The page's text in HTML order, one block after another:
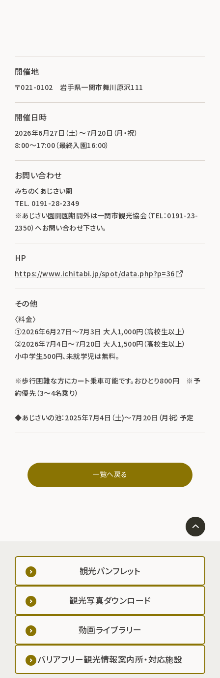
開催地
〒021-0102 岩手県一関市舞川原沢111
開催日時
2026年6月27日（土）～7月20日（月・祝）
8:00～17:00（最終入園16:00）
お問い合わせ
みちのくあじさい園
TEL. 0191-28-2349
※あじさい園開園期間外は一関市観光協会（TEL：0191-23-
2350）へお問い合わせ下さい。
HP
https://www.ichitabi.jp/spot/data.php?p=36
その他
〈料金〉
①2026年6月27日～7月3日 大人1,000円（高校生以上）
②2026年7月4日～7月20日 大人1,500円（高校生以上）
小中学生500円、未就学児は無料。
※歩行困難な方にカート乗車可能です。おひとり800円 ※予
約優先（3～4名乗り）
◆あじさいの池：2025年7月4日（土)～7月20日（月祝）予定
一覧へ戻る
観光パンフレット
観光写真ダウンロード
動画ライブラリー
バリアフリー観光情報案内所・対応施設